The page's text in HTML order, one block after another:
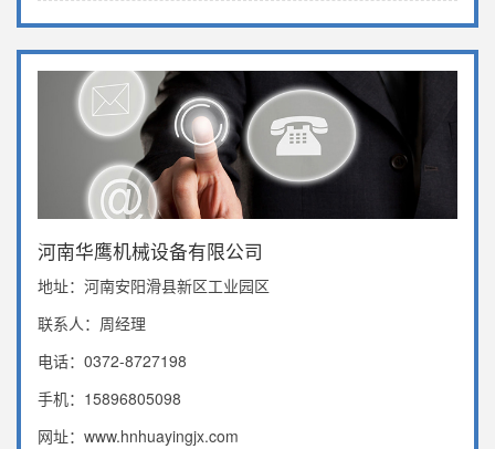
河南华鹰机械设备有限公司
地址：河南安阳滑县新区工业园区
联系人：周经理
电话：0372-8727198
手机：15896805098
网址：www.hnhuayingjx.com